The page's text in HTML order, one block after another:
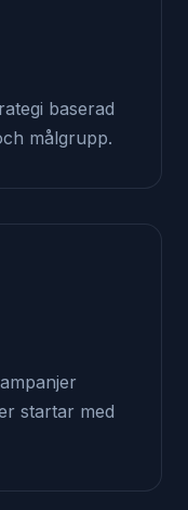
baserad
målgrupp.
startar med